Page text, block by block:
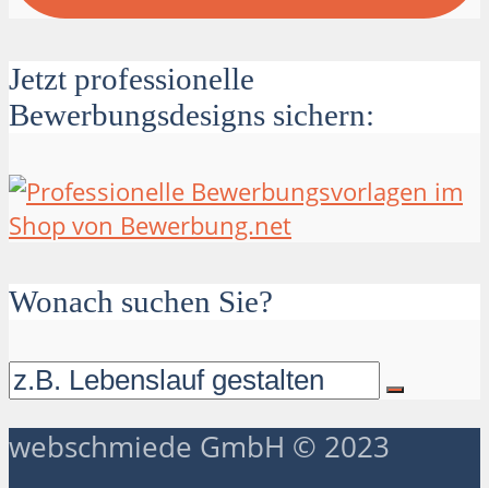
Jetzt professionelle
Bewerbungsdesigns sichern:
Wonach suchen Sie?
webschmiede GmbH © 2023